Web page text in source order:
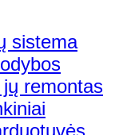
sistema
remontas